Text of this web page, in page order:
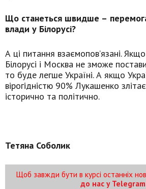
Що станеться швидше –
влади у Білорусі?
А ці питання взаємопов’язані.
Білорусі і Москва не зможе
то буде легше Україні. А якщо
вірогідністю 90% Лукашенко
історично та політично.
Тетяна Соболик
Щоб завжди бути в курсі останніх
до нас у Telegram